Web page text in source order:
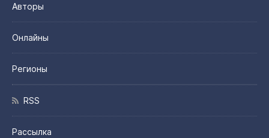
Авторы
Онлайны
Регионы
RSS
Рассылка